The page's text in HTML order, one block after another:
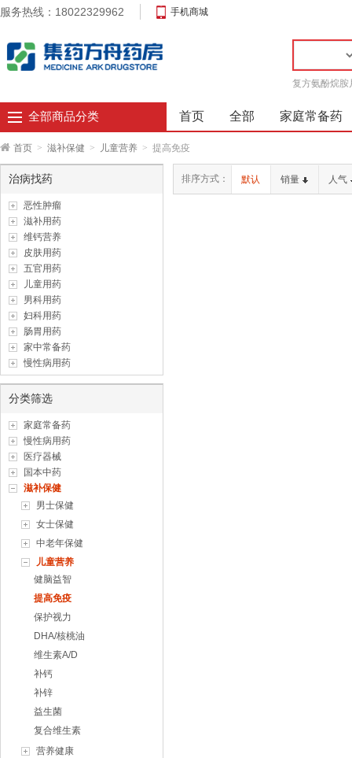
服务热线：18022329962 手机商城
复方氨酚烷胺
全部商品分类 首页 全部 家庭常备药
首页 > 滋补保健 > 儿童营养 > 提高免疫
治病找药
恶性肿瘤
滋补用药
维钙营养
皮肤用药
五官用药
儿童用药
男科用药
妇科用药
肠胃用药
家中常备药
慢性病用药
分类筛选
家庭常备药
慢性病用药
医疗器械
国本中药
滋补保健
男士保健
女士保健
中老年保健
儿童营养
健脑益智
提高免疫
保护视力
DHA/核桃油
维生素A/D
补钙
补锌
益生菌
复合维生素
营养健康
排序方式： 默认 销量 人气